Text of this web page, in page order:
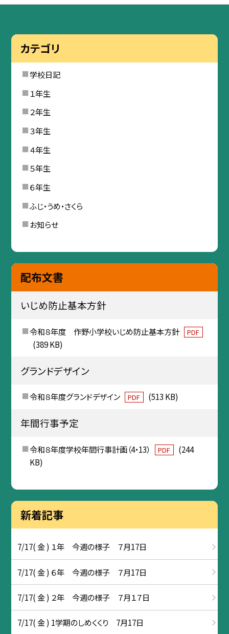
カテゴリ
学校日記
１年生
２年生
３年生
４年生
５年生
６年生
ふじ・うめ・さくら
お知らせ
配布文書
いじめ防止基本方針
令和８年度 作野小学校いじめ防止基本方針 PDF
(389 KB)
グランドデザイン
令和８年度グランドデザイン PDF (513 KB)
年間行事予定
令和８年度学校年間行事計画（4・13） PDF
(244
KB)
新着記事
7/17( 金 ) １年 今週の様子 ７月17日
7/17( 金 ) ６年 今週の様子 ７月17日
7/17( 金 ) ２年 今週の様子 ７月１７日
7/17( 金 ) 1学期のしめくくり 7月17日